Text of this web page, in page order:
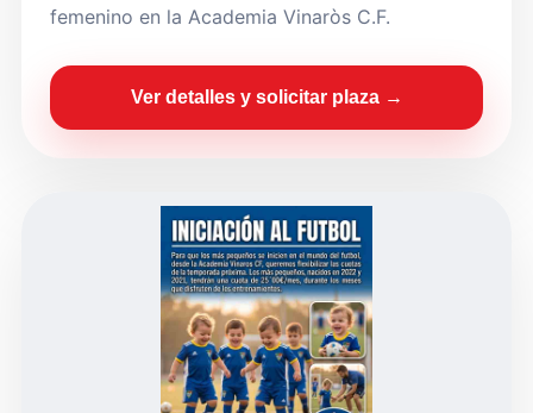
femenino en la Academia Vinaròs C.F.
Ver detalles y solicitar plaza →